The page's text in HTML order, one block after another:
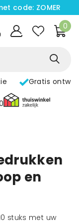
code: ZOMER
0
Gratis
en
stuks met uw